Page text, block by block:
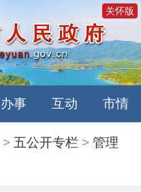
关怀版
办事 互动 市情
> 五公开专栏 >管理